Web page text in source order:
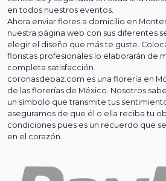
en todos nuestros eventos.
Ahora enviar flores a domicilio en
nuestra página web con sus diferentes
elegir el diseño que más te guste.
floristas profesionales lo elaborarán de
completa satisfacción.
coronasdepaz.com es una florería en
de las florerías de México. Nosotros
un símbolo que transmite tus
aseguramos de que él o ella reciba tu
condiciones pues es un recuerdo que
en el corazón.